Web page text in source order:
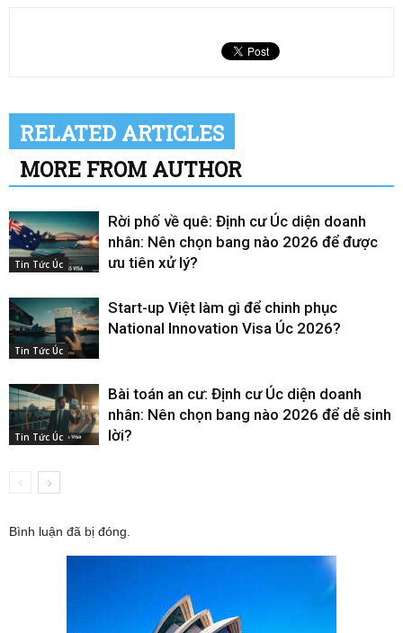
RELATED ARTICLES
MORE FROM AUTHOR
Tin Tức Úc
Rời phố về quê: Định cư Úc diện doanh
nhân: Nên chọn bang nào 2026 để được
ưu tiên xử lý?
Tin Tức Úc
Start-up Việt làm gì để chinh phục
National Innovation Visa Úc 2026?
Tin Tức Úc
Bài toán an cư: Định cư Úc diện doanh
nhân: Nên chọn bang nào 2026 để dễ sinh
lời?
Bình luận đã bị đóng.